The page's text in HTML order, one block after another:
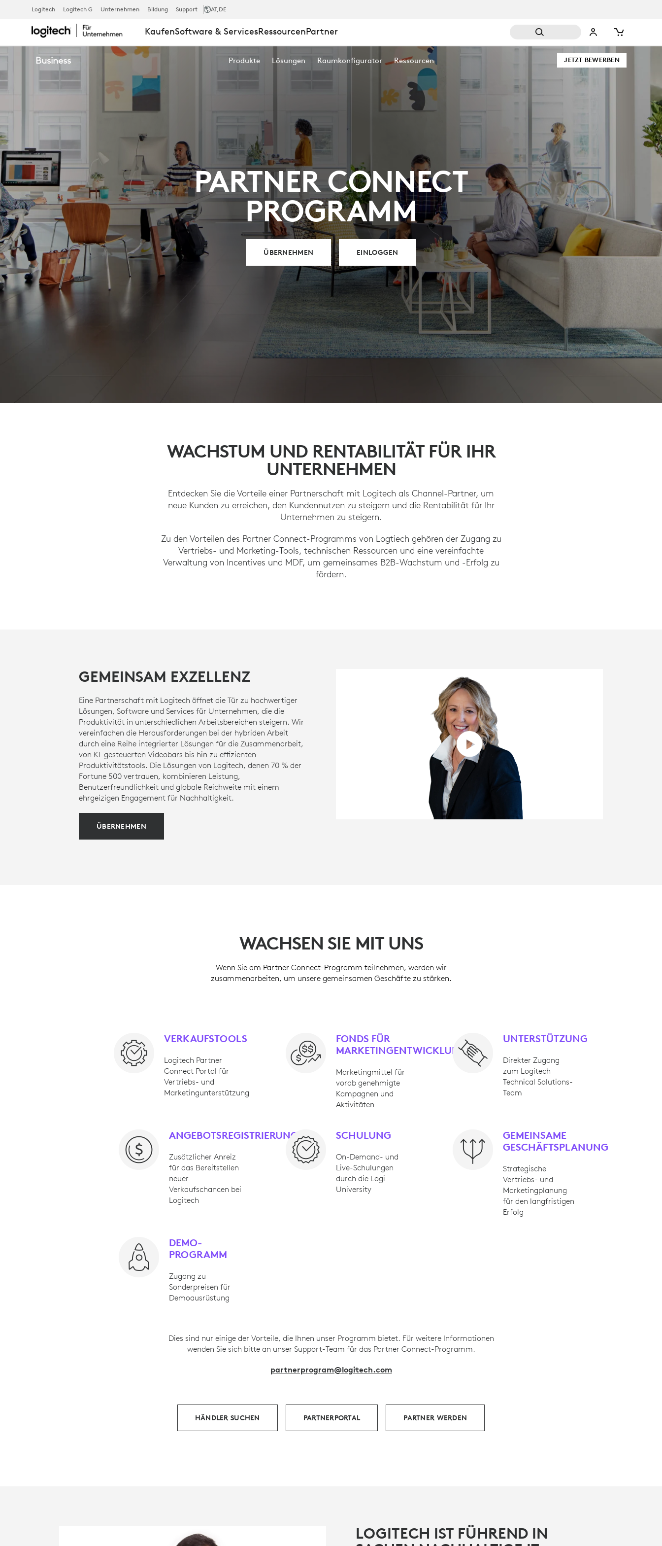
CHANNEL-
PARTNER-
PROGRAMM
|
LOGITECH
BUSINESS
Logitech Logitech G Unternehmen Bildung Support AT,DE
KaufenSoftware & ServicesRessourcenPartner
Business Produkte Lösungen Raumkonfigurator Ressourcen JETZT BEWERBEN
PARTNER CONNECT
PROGRAMM
ÜBERNEHMEN EINLOGGEN
WACHSTUM UND RENTABILITÄT FÜR IHR
UNTERNEHMEN
Entdecken Sie die Vorteile einer Partnerschaft mit Logitech als Channel-Partner, um
neue Kunden zu erreichen, den Kundennutzen zu steigern und die Rentabilität für Ihr
Unternehmen zu steigern.
Zu den Vorteilen des Partner Connect-Programms von Logtiech gehören der Zugang zu
Vertriebs- und Marketing-Tools, technischen Ressourcen und eine vereinfachte
Verwaltung von Incentives und MDF, um gemeinsames B2B-Wachstum und -Erfolg zu
fördern.
GEMEINSAM EXZELLENZ
Eine Partnerschaft mit Logitech öffnet die Tür zu hochwertiger
Lösungen, Software und Services für Unternehmen, die die
Produktivität in unterschiedlichen Arbeitsbereichen steigern. Wir
vereinfachen die Herausforderungen bei der hybriden Arbeit
durch eine Reihe integrierter Lösungen für die Zusammenarbeit,
von KI-gesteuerten Videobars bis hin zu effizienten
Produktivitätstools. Die Lösungen von Logitech, denen 70 % der
Fortune 500 vertrauen, kombinieren Leistung,
Benutzerfreundlichkeit und globale Reichweite mit einem
ehrgeizigen Engagement für Nachhaltigkeit.
ÜBERNEHMEN
WACHSEN SIE MIT UNS
Wenn Sie am Partner Connect-Programm teilnehmen, werden wir
zusammenarbeiten, um unsere gemeinsamen Geschäfte zu stärken.
VERKAUFSTOOLS
Logitech Partner
Connect Portal für
Vertriebs- und
Marketingunterstützung
FONDS FÜR
MARKETINGENTWICKLUNG
Marketingmittel für
vorab genehmigte
Kampagnen und
Aktivitäten
UNTERSTÜTZUNG
Direkter Zugang
zum Logitech
Technical Solutions-
Team
ANGEBOTSREGISTRIERUNG
Zusätzlicher Anreiz
für das Bereitstellen
neuer
Verkaufschancen bei
Logitech
SCHULUNG
On-Demand- und
Live-Schulungen
durch die Logi
University
GEMEINSAME
GESCHÄFTSPLANUNG
Strategische
Vertriebs- und
Marketingplanung
für den langfristigen
Erfolg
DEMO-
PROGRAMM
Zugang zu
Sonderpreisen für
Demoausrüstung
Dies sind nur einige der Vorteile, die Ihnen unser Programm bietet. Für weitere Informationen
wenden Sie sich bitte an unser Support-Team für das Partner Connect-Programm.
partnerprogram@logitech.com
HÄNDLER SUCHEN PARTNERPORTAL PARTNER WERDEN
LOGITECH IST FÜHREND IN